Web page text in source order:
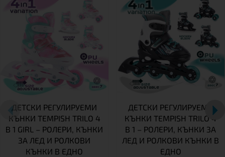
ДЕТСКИ РЕГУЛИРУЕМИ
КЪНКИ TEMPISH TRILO 4
В 1 GIRL – РОЛЕРИ, КЪНКИ
ЗА ЛЕД И РОЛКОВИ
КЪНКИ В ЕДНО
ДЕТСКИ РЕГУЛИРУЕМИ
КЪНКИ TEMPISH TRILO 4
В 1 – РОЛЕРИ, КЪНКИ ЗА
ЛЕД И РОЛКОВИ КЪНКИ В
ЕДНО